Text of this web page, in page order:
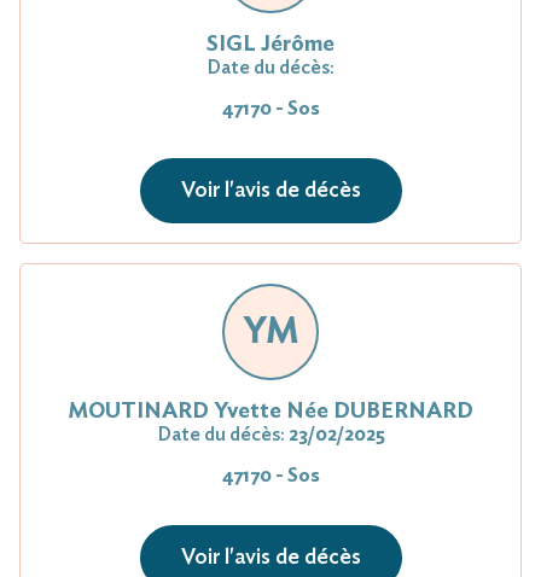
SIGL Jérôme
Date du décès:
47170 - Sos
Voir l'avis de décès
YM
MOUTINARD Yvette Née DUBERNARD
Date du décès: 23/02/2025
47170 - Sos
Voir l'avis de décès